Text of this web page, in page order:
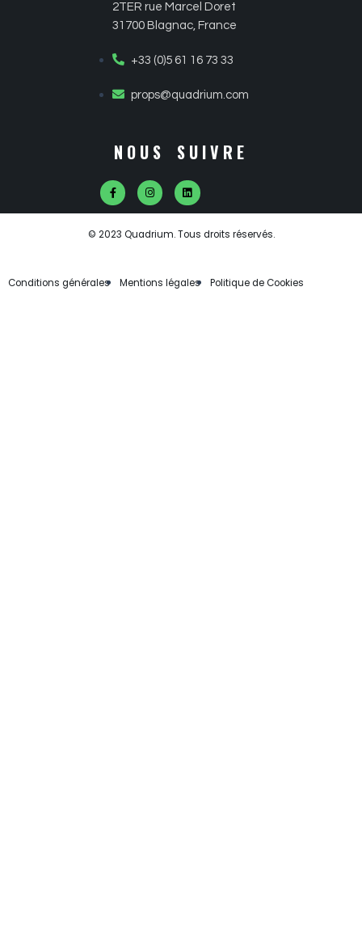
2TER rue Marcel Doret
31700 Blagnac, France
+33 (0)5 61 16 73 33
props@quadrium.com
NOUS SUIVRE
F
a
c
e
o
I
n
s
t
g
L
i
n
k
d
© 2023 Quadrium. Tous droits réservés.
Conditions générales Mentions légales Politique de Cookies